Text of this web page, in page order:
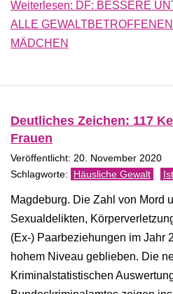
Weiterlesen: DF: BESSERE
ALLE
MÄDCHEN
Deutliches Zeichen: 117
Frauen
Veröffentlicht: 20. November 2020
Häusliche Gewalt
Magdeburg. Die Zahl von Mord
Sexualdelikten,
(Ex-) Paarbeziehungen im Jahr
hohem Niveau geblieben. Die
Kriminalstatistischen